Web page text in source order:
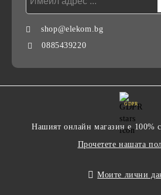
shop@elekom.bg
0885439220
GDPR
Нашият онлайн магазин е 100%
Прочетете нашата
Моите лични